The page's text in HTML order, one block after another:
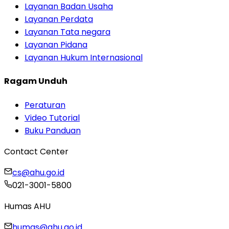
Layanan Badan Usaha
Layanan Perdata
Layanan Tata negara
Layanan Pidana
Layanan Hukum Internasional
Ragam Unduh
Peraturan
Video Tutorial
Buku Panduan
Contact Center
cs@ahu.go.id
021-3001-5800
Humas AHU